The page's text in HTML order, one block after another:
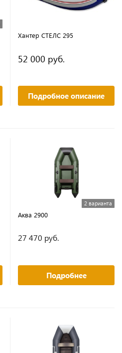
Хантер СТЕЛС 295
52 000 руб.
Подробное описание
2 варианта
Аква 2900
27 470 руб.
Подробнее